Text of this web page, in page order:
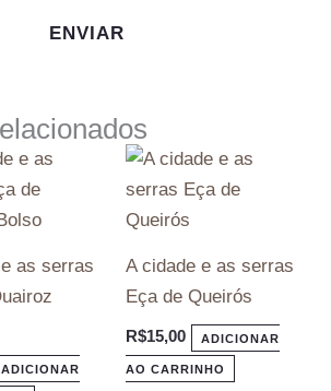
as serras
ADICIONAR
A cidade e as serras
Eça de Queirós
R$15,00 ADICIONAR
AO CARRINHO